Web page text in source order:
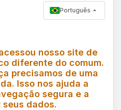
Português
nosso site de
diferente do comum.
precisamos de uma
Isso nos ajuda a
segura e a
dados.